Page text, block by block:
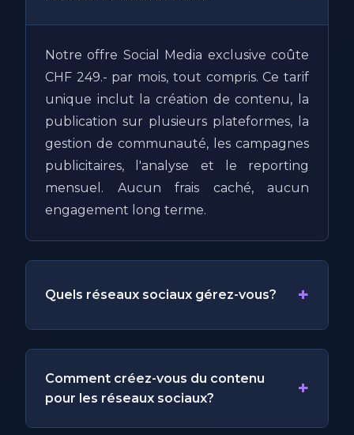
Notre offre Social Media exclusive coûte
CHF 249.- par mois, tout compris. Ce tarif
unique inclut la création de contenu, la
publication sur plusieurs plateformes, la
gestion de communauté, les campagnes
publicitaires, l'analyse et le reporting
mensuel. Aucun frais caché, aucun
engagement long terme.
Quels réseaux sociaux gérez-vous? +
Comment créez-vous du contenu
pour les réseaux sociaux?
+